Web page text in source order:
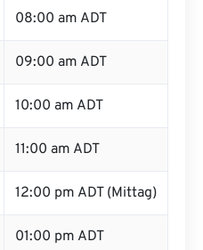
08:00 am ADT
09:00 am ADT
10:00 am ADT
11:00 am ADT
12:00 pm ADT (Mittag)
01:00 pm ADT